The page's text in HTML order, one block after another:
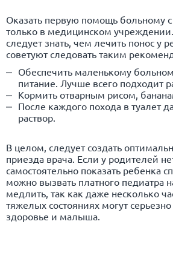
Оказать первую помощь больному
только в медицинском
следует знать, чем лечить понос у
советуют следовать таким
Обеспечить маленькому
питание. Лучше всего подходит
Кормить отварным рисом,
После каждого похода в туалет
раствор.
В целом, следует создать
приезда врача. Если у родителей
самостоятельно показать ребенка
можно вызвать платного педиатра
медлить, так как даже несколько
тяжелых состояниях могут
здоровье и малыша.